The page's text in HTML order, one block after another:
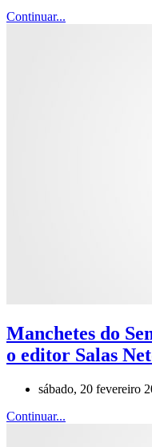
Continuar...
Manchetes do
o editor Salas
sábado, 20 fevereiro
Continuar...